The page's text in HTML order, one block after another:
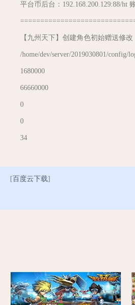
平台币后台：192.168.200.129:88/ht
【九州天下】创建角色初始赠送修改
/home/dev/server/2019030801/config/
1680000
66660000
0
0
34
[ 百度云下载]